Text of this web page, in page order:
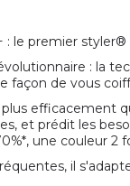
le premier
: la
façon de vous
efficacement
et prédit les
une couleur 2
il